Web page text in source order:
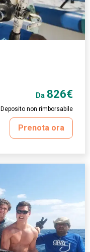
Da 826€
Deposito non rimborsabile
Prenota ora